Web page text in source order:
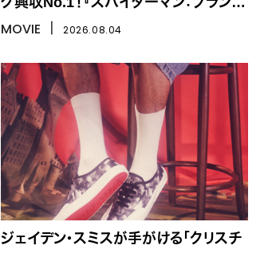
ド・ニュー・デイ』
MOVIE 2026.08.04
ジェイデン・スミスが手がける「クリスチ